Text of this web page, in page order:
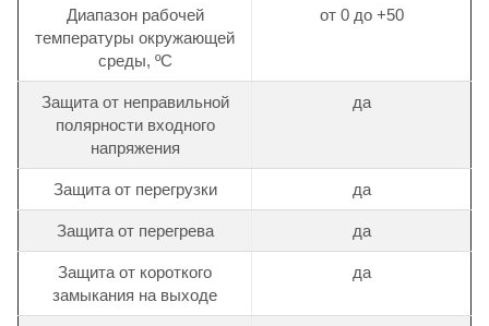
Диапазон рабочей
температуры окружающей
среды, ºС
от 0 до +50
Защита от неправильной
полярности входного
напряжения
да
Защита от перегрузки да
Защита от перегрева да
Защита от короткого
замыкания на выходе
да